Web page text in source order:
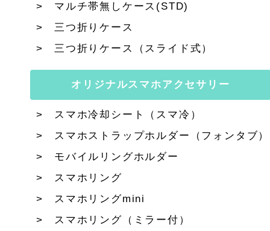
マルチ帯無しケース(STD)
三つ折りケース
三つ折りケース（スライド式）
オリジナルスマホアクセサリー
スマホ冷却シート（スマ冷）
スマホストラップホルダー（フォンタブ）
モバイルリングホルダー
スマホリング
スマホリングmini
スマホリング（ミラー付）